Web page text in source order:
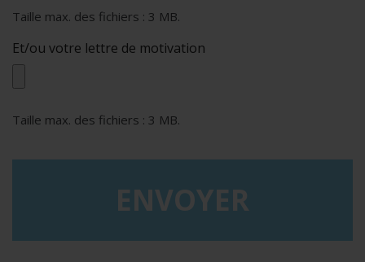
Taille max. des fichiers : 3 MB.
Et/ou votre lettre de motivation
Taille max. des fichiers : 3 MB.